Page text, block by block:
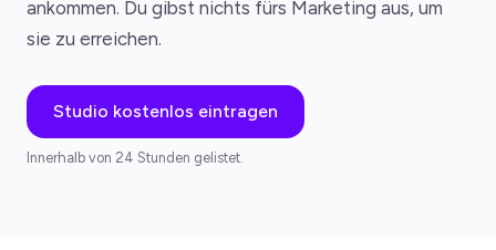
ankommen. Du gibst nichts fürs Marketing aus, um
sie zu erreichen.
Studio kostenlos eintragen
Innerhalb von 24 Stunden gelistet.